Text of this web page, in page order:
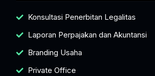
Konsultasi Penerbitan Legalitas
Laporan Perpajakan dan Akuntansi
Branding Usaha
Private Office